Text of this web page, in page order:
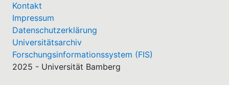
Kontakt
Impressum
Datenschutzerklärung
Universitätsarchiv
Forschungsinformationssystem (FIS)
2025 - Universität Bamberg